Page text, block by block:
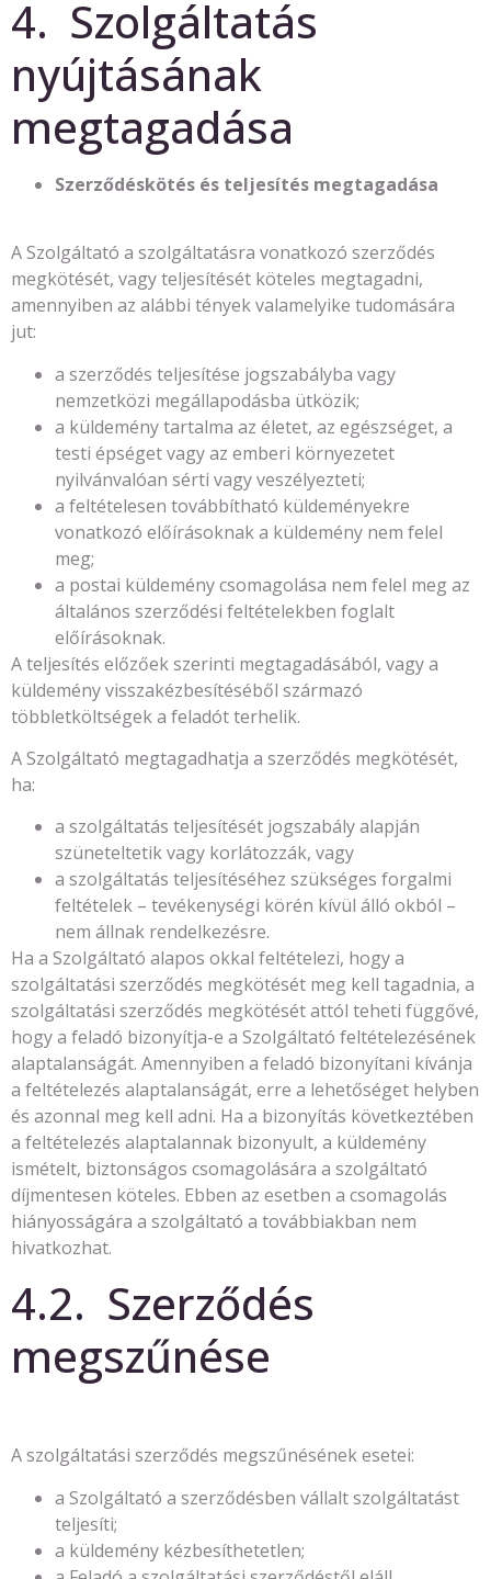
4. Szolgáltatás
nyújtásának
megtagadása
Szerződéskötés és teljesítés megtagadása
A Szolgáltató a szolgáltatásra vonatkozó szerződés
megkötését, vagy teljesítését köteles megtagadni,
amennyiben az alábbi tények valamelyike tudomására
jut:
a szerződés teljesítése jogszabályba vagy
nemzetközi megállapodásba ütközik;
a küldemény tartalma az életet, az egészséget, a
testi épséget vagy az emberi környezetet
nyilvánvalóan sérti vagy veszélyezteti;
a feltételesen továbbítható küldeményekre
vonatkozó előírásoknak a küldemény nem felel
meg;
a postai küldemény csomagolása nem felel meg az
általános szerződési feltételekben foglalt
előírásoknak.
A teljesítés előzőek szerinti megtagadásából, vagy a
küldemény visszakézbesítéséből származó
többletköltségek a feladót terhelik.
A Szolgáltató megtagadhatja a szerződés megkötését,
ha:
a szolgáltatás teljesítését jogszabály alapján
szüneteltetik vagy korlátozzák, vagy
a szolgáltatás teljesítéséhez szükséges forgalmi
feltételek – tevékenységi körén kívül álló okból –
nem állnak rendelkezésre.
Ha a Szolgáltató alapos okkal feltételezi, hogy a
szolgáltatási szerződés megkötését meg kell tagadnia, a
szolgáltatási szerződés megkötését attól teheti függővé,
hogy a feladó bizonyítja-e a Szolgáltató feltételezésének
alaptalanságát. Amennyiben a feladó bizonyítani kívánja
a feltételezés alaptalanságát, erre a lehetőséget helyben
és azonnal meg kell adni. Ha a bizonyítás következtében
a feltételezés alaptalannak bizonyult, a küldemény
ismételt, biztonságos csomagolására a szolgáltató
díjmentesen köteles. Ebben az esetben a csomagolás
hiányosságára a szolgáltató a továbbiakban nem
hivatkozhat.
4.2. Szerződés
megszűnése
A szolgáltatási szerződés megszűnésének esetei:
a Szolgáltató a szerződésben vállalt szolgáltatást
teljesíti;
a küldemény kézbesíthetetlen;